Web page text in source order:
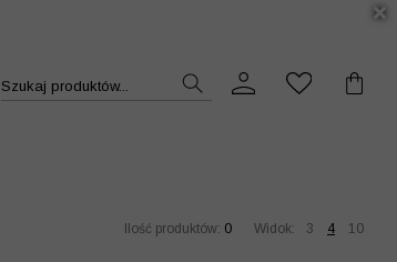
Szukaj produktów...
Ilość produktów: 0 Widok: 3 4 10